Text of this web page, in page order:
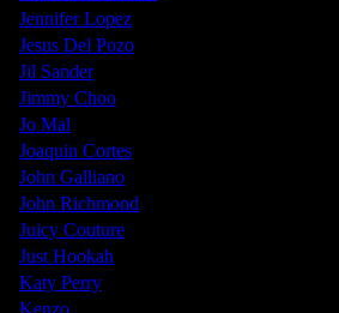
Jennifer Lopez
Jesus Del Pozo
Jil Sander
Jimmy Choo
Jo Mal
Joaquin Cortes
John Galliano
John Richmond
Juicy Couture
Just Hookah
Katy Perry
Kenzo